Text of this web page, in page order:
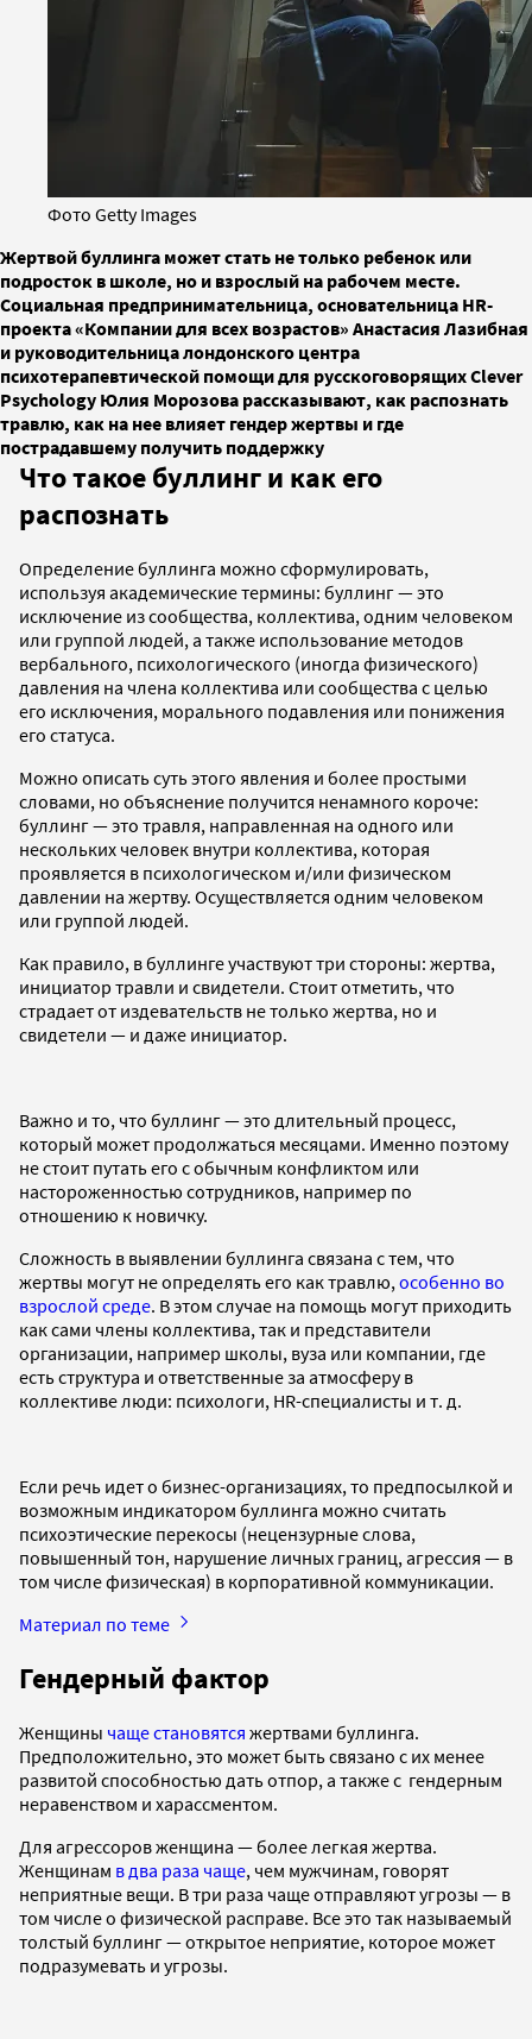
Фото Getty Images
Жертвой буллинга может стать не только ребенок или
подросток в школе, но и взрослый на рабочем месте.
Социальная предпринимательница, основательница HR-
проекта «Компании для всех возрастов» Анастасия Лазибная
и руководительница лондонского центра
психотерапевтической помощи для русскоговорящих Clever
Psychology Юлия Морозова рассказывают, как распознать
травлю, как на нее влияет гендер жертвы и где
пострадавшему получить поддержку
Что такое буллинг и как его
распознать
Определение буллинга можно сформулировать,
используя академические термины: буллинг — это
исключение из сообщества, коллектива, одним человеком
или группой людей, а также использование методов
вербального, психологического (иногда физического)
давления на члена коллектива или сообщества с целью
его исключения, морального подавления или понижения
его статуса.
Можно описать суть этого явления и более простыми
словами, но объяснение получится ненамного короче:
буллинг — это травля, направленная на одного или
нескольких человек внутри коллектива, которая
проявляется в психологическом и/или физическом
давлении на жертву. Осуществляется одним человеком
или группой людей.
Как правило, в буллинге участвуют три стороны: жертва,
инициатор травли и свидетели. Стоит отметить, что
страдает от издевательств не только жертва, но и
свидетели — и даже инициатор.
Важно и то, что буллинг — это длительный процесс,
который может продолжаться месяцами. Именно поэтому
не стоит путать его с обычным конфликтом или
настороженностью сотрудников, например по
отношению к новичку.
Сложность в выявлении буллинга связана с тем, что
жертвы могут не определять его как травлю, особенно во
взрослой среде. В этом случае на помощь могут приходить
как сами члены коллектива, так и представители
организации, например школы, вуза или компании, где
есть структура и ответственные за атмосферу в
коллективе люди: психологи, HR-специалисты и т. д.
Если речь идет о бизнес-организациях, то предпосылкой и
возможным индикатором буллинга можно считать
психоэтические перекосы (нецензурные слова,
повышенный тон, нарушение личных границ, агрессия — в
том числе физическая) в корпоративной коммуникации.
Материал по теме
Гендерный фактор
Женщины чаще становятся жертвами буллинга.
Предположительно, это может быть связано с их менее
развитой способностью дать отпор, а также с гендерным
неравенством и харассментом.
Для агрессоров женщина — более легкая жертва.
Женщинам в два раза чаще, чем мужчинам, говорят
неприятные вещи. В три раза чаще отправляют угрозы — в
том числе о физической расправе. Все это так называемый
толстый буллинг — открытое неприятие, которое может
подразумевать и угрозы.